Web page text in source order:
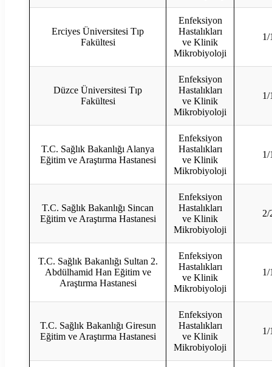
Erciyes Üniversitesi Tıp
Fakültesi
Enfeksiyon
Hastalıkları
ve Klinik
Mikrobiyoloji
1/
Düzce Üniversitesi Tıp
Fakültesi
Enfeksiyon
Hastalıkları
ve Klinik
Mikrobiyoloji
1/
T.C. Sağlık Bakanlığı Alanya
Eğitim ve Araştırma Hastanesi
Enfeksiyon
Hastalıkları
ve Klinik
Mikrobiyoloji
1/
T.C. Sağlık Bakanlığı Sincan
Eğitim ve Araştırma Hastanesi
Enfeksiyon
Hastalıkları
ve Klinik
Mikrobiyoloji
2/
T.C. Sağlık Bakanlığı Sultan 2.
Abdülhamid Han Eğitim ve
Araştırma Hastanesi
Enfeksiyon
Hastalıkları
ve Klinik
Mikrobiyoloji
1/
T.C. Sağlık Bakanlığı Giresun
Eğitim ve Araştırma Hastanesi
Enfeksiyon
Hastalıkları
ve Klinik
Mikrobiyoloji
1/